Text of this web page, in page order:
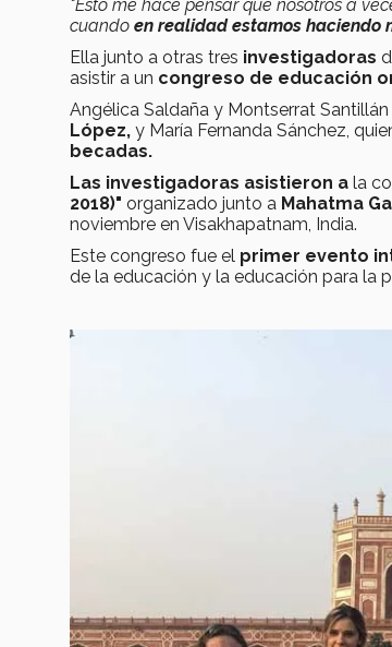
"Esto me hace pensar que nosotros a
cuando en realidad estamos haciendo
Ella junto a otras tres investigadoras
asistir a un congreso de educación
Angélica Saldaña y Montserrat Santillán
López, y María Fernanda Sánchez,
becadas.
Las investigadoras asistieron a la
2018)" organizado junto a Mahatma
noviembre en Visakhapatnam, India.
Este congreso fue el primer evento
de la educación y la educación para la